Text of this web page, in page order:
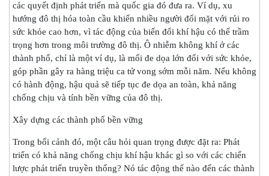
các quyết định phát triển mà quốc gia đó đưa ra. Ví dụ, xu
hướng đô thị hóa toàn cầu khiến nhiều người đối mặt với rủi ro
sức khỏe cao hơn, vì tác động của biến đổi khí hậu có thể trầm
trọng hơn trong môi trường đô thị. Ô nhiễm không khí ở các
thành phố, chỉ là một ví dụ, là mối đe dọa lớn đối với sức khỏe,
góp phần gây ra hàng triệu ca tử vong sớm mỗi năm. Nếu không
có hành động, hậu quả sẽ tiếp tục đe dọa an toàn, khả năng
chống chịu và tính bền vững của đô thị.
Xây dựng các thành phố bền vững
Trong bối cảnh đó, một câu hỏi quan trọng được đặt ra: Phát
triển có khả năng chống chịu khí hậu khác gì so với các chiến
lược phát triển truyền thống? Nó tác động thế nào đến các thành